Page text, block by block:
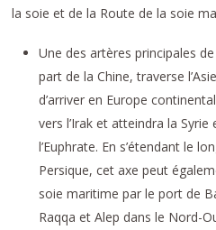
la soie et de la Route de la soie
Une des artères principales
part de la Chine, traverse
d’arriver en Europe
vers l’Irak et atteindra la
l’Euphrate. En s’étendant le
Persique, cet axe peut
soie maritime par le port de
Raqqa et Alep dans le Nord-